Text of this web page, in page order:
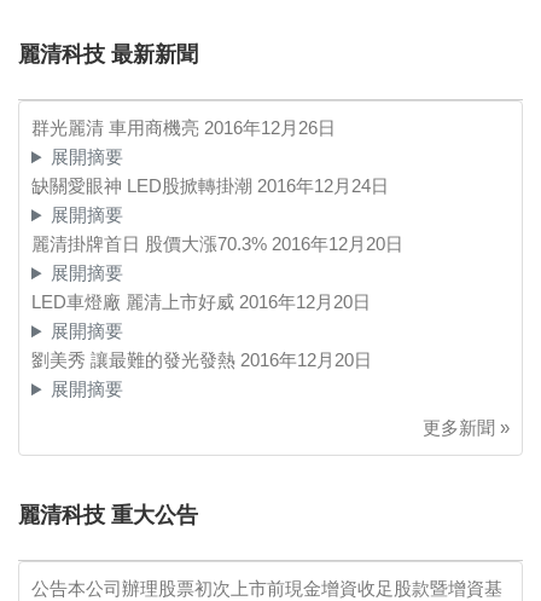
麗清科技 最新新聞
群光麗清 車用商機亮 2016年12月26日
展開摘要
缺關愛眼神 LED股掀轉掛潮 2016年12月24日
展開摘要
麗清掛牌首日 股價大漲70.3% 2016年12月20日
展開摘要
LED車燈廠 麗清上市好威 2016年12月20日
展開摘要
劉美秀 讓最難的發光發熱 2016年12月20日
展開摘要
更多新聞 »
麗清科技 重大公告
公告本公司辦理股票初次上市前現金增資收足股款暨增資基